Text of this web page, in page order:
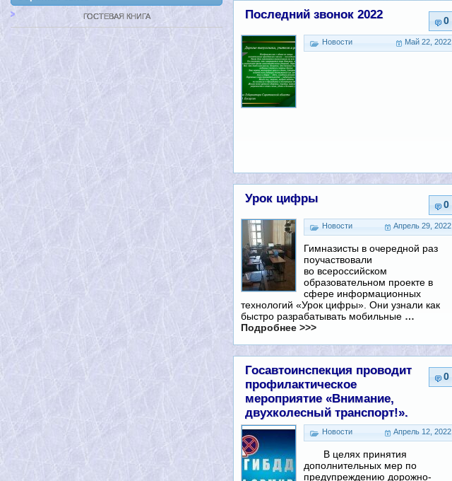
0
Последний звонок 2022
Май 22, 2022
Новости
0
Урок цифры
Апрель 29, 2022
Новости
Гимназисты в очередной раз
поучаствовали
во всероссийском
образовательном проекте в
сфере информационных
технологий «Урок цифры». Они узнали как
быстро разрабатывать мобильные …
Подробнее >>>
0
Госавтоинспекция проводит
профилактическое
мероприятие «Внимание,
двухколесный транспорт!».
Апрель 12, 2022
Новости
В целях принятия
дополнительных мер по
предупреждению дорожно-
ГОСТЕВАЯ КНИГА